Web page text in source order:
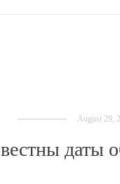
August 29,
даты